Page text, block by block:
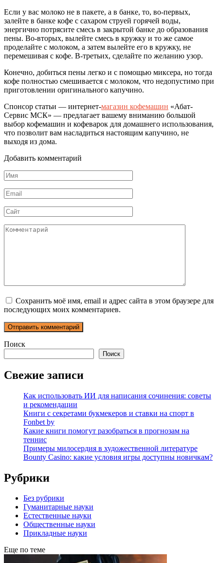
Если у вас молоко не в пакете, а в банке, то, во-первых,
залейте в банке кофе с сахаром струей горячей воды,
энергично потрясите смесь в закрытой банке до образования
пены. Во-вторых, вылейте смесь в кружку и то же самое
проделайте с молоком, а затем вылейте его в кружку, не
перемешивая с кофе. В-третьих, сделайте по желанию узор.
Конечно, добиться пены легко и с помощью миксера, но тогда
кофе полностью смешивается с молоком, что недопустимо при
приготовлении оригинального капучино.
Спонсор статьи — интернет-магазин кофемашин «Абат-
Сервис МСК» — предлагает вашему вниманию большой
выбор кофемашин и кофеварок для домашнего использования,
что позволит вам насладиться настоящим капучино, не
выходя из дома.
Добавить комментарий
Имя
*
Email
*
Сайт
Комментарий
Сохранить моё имя, email и адрес сайта в этом браузере для
последующих моих комментариев.
Поиск
Поиск
Свежие записи
Как использовать ИИ для написания сочинения: советы
и рекомендации
Книги с секретами букмекеров и ставки на спорт в
Fonbet by
Какие книги помогут разобраться в прогнозам на
теннис
Примеры милосердия в художественной литературе
Bounty Casino: какие условия игры доступны новичкам?
Рубрики
Без рубрики
Гуманитарные науки
Естественные науки
Общественные науки
Прикладные науки
Еще по теме